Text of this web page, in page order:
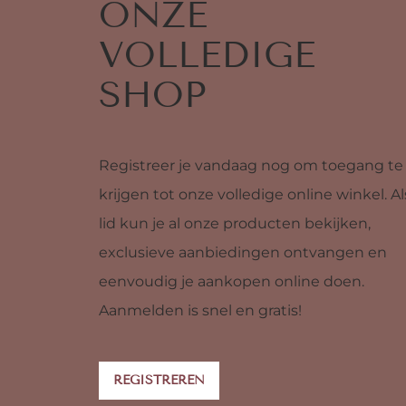
ONZE
VOLLEDIGE
SHOP
Registreer je vandaag nog om toegang te
krijgen tot onze volledige online winkel.
lid kun je al onze producten bekijken,
exclusieve aanbiedingen ontvangen en
eenvoudig je aankopen online doen.
Aanmelden is snel en gratis!
REGISTREREN